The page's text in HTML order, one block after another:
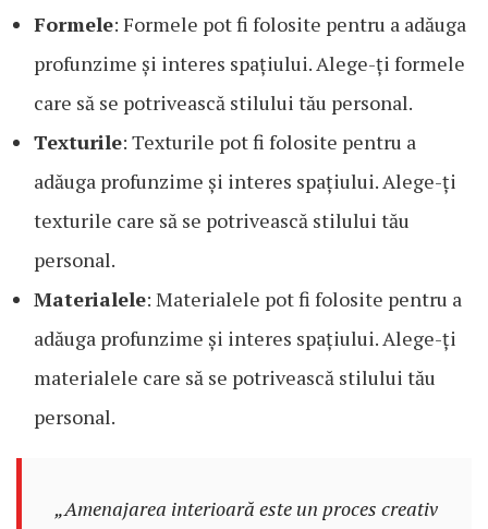
Formele: Formele pot fi folosite pentru a adăuga
profunzime și interes spațiului. Alege-ți formele
care să se potrivească stilului tău personal.
Texturile: Texturile pot fi folosite pentru a
adăuga profunzime și interes spațiului. Alege-ți
texturile care să se potrivească stilului tău
personal.
Materialele: Materialele pot fi folosite pentru a
adăuga profunzime și interes spațiului. Alege-ți
materialele care să se potrivească stilului tău
personal.
„Amenajarea interioară este un proces creativ